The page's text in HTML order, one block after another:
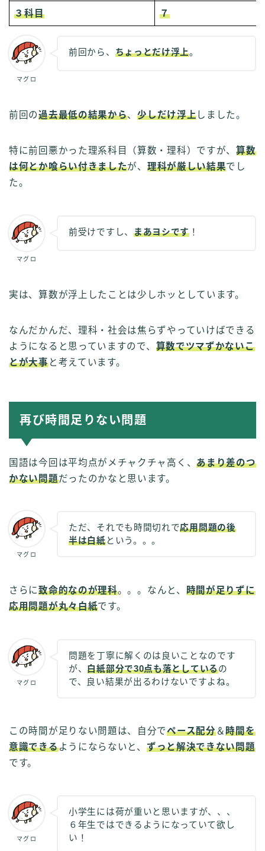
３科目 ７
マグロ
前回から、 ちょっとだけ浮上。
前回の過去最低の結果から、少しだけ浮上しました。
特に前回悪かった理系科目（算数・理科）ですが、算数
は何とか喰らい付きましたが、 理科が厳しい結果でし
た。
マグロ
前受けですし、 まあヨシです ！
実は、算数が浮上したことは少しホッとしています。
なんだかんだ、理科・社会は焦らずやっていけばできる
ようになると思っていますので、 算数でツマずかないこ
とが大事と考えています。
再び時間足りない問題
国語は今回は平均点がメチャクチャ高く、あまり差のつ
かない問題だったのかなと思います。
マグロ
ただ、それでも時間切れで応用問題の後
半は白紙という。。。
さらに致命的なのが理科。。。なんと、 時間が足りずに
応用問題が丸々白紙です。
マグロ
問題を丁寧に解くのは良いことなのです
が、白紙部分で30点も落としているの
で、良い結果が出るわけないですよね。
この時間が足りない問題は、自分でペース配分＆時間を
意識できるようにならないと、 ずっと解決できない問題
です。
マグロ
小学生には荷が重いと思いますが、、、
６年生ではできるようになっていて欲し
い！